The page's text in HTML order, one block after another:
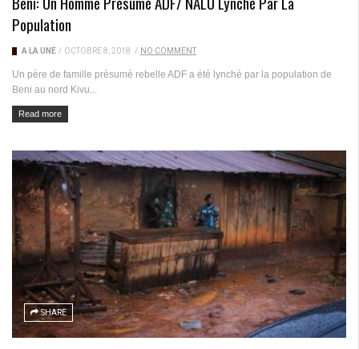
Population
A LA UNE / OCTOBRE 8, 2018 / NO COMMENT
Un père de famille présumé rebelle ADF a été lynché par la population de
Beni au nord Kivu...
Read more
SHARE